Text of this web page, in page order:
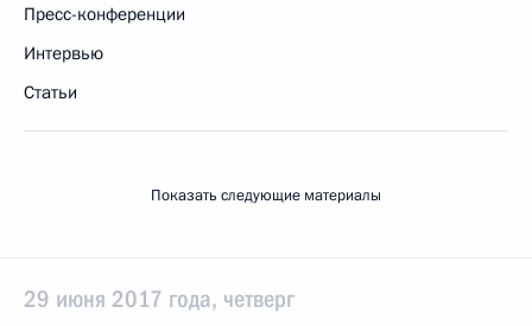
Пресс-конференции
Интервью
Статьи
Показать следующие материалы
29 июня 2017 года, четверг